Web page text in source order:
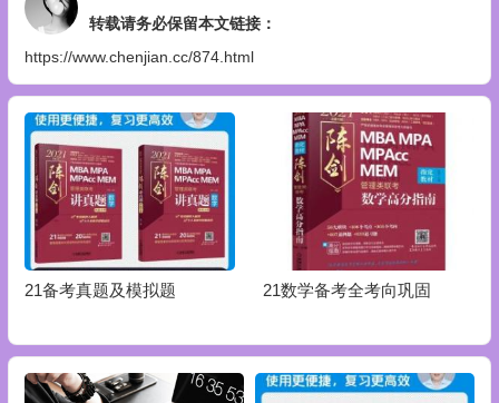
转载请务必保留本文链接：
https://www.chenjian.cc/874.html
21备考真题及模拟题 21数学备考全考向巩固